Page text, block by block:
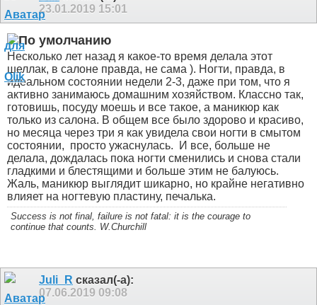
23.01.2019 15:01
Несколько лет назад я какое-то время делала этот
шеллак, в салоне правда, не сама ). Ногти, правда, в
идеальном состоянии недели 2-3, даже при том, что я
активно занимаюсь домашним хозяйством. Классно так,
готовишь, посуду моешь и все такое, а маникюр как
только из салона. В общем все было здорово и красиво,
но месяца через три я как увидела свои ногти в смытом
состоянии, просто ужаснулась.
И все, больше не
делала, дождалась пока ногти сменились и снова стали
гладкими и блестящими и больше этим не балуюсь.
Жаль, маникюр выглядит шикарно, но крайне негативно
влияет на ногтевую пластину, печалька.
Success is not final, failure is not fatal: it is the courage to
continue that counts. W.Churchill
Juli_R сказал(-а):
07.06.2019 09:08